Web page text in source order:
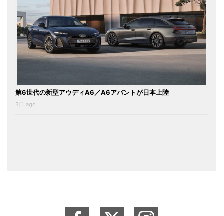
第6世代の新型アウディA6／A6アバントが日本上陸
3日 ago